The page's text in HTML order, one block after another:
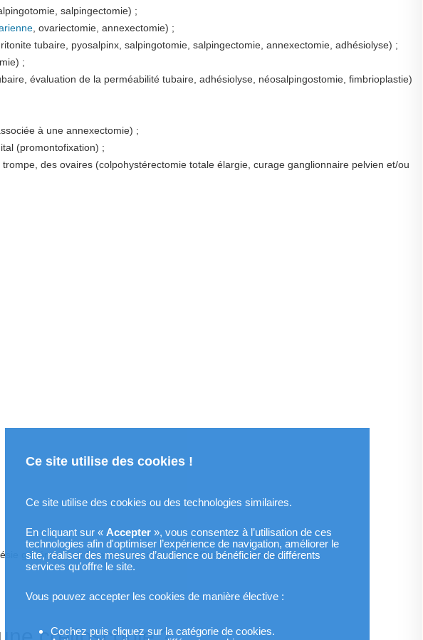
Ce site utilise des cookies !
Ce site utilise des cookies ou des technologies similaires.
En cliquant sur « Accepter», vous consentez à l’utilisation de ces
technologies afin d'optimiser l’expérience de navigation, améliorer le
site, réaliser des mesures d’audience ou bénéficier de différents
services qu'offre le site.
Vous pouvez accepter les cookies de manière élective :
Cochez puis cliquez sur la catégorie de cookies.
salpingectomie) ;
, ovariectomie, annexectomie) ;
tubaire, pyosalpinx, salpingotomie, salpingectomie, annexectomie, adhésiolyse) ;
;
évaluation de la perméabilité tubaire, adhésiolyse, néosalpingostomie, fimbrioplastie)
à une annexectomie) ;
(promontofixation) ;
trompe, des ovaires (colpohystérectomie totale élargie, curage ganglionnaire pelvien et/ou
générale (insuffisance respiratoire, insuffisance cardiaque) ;